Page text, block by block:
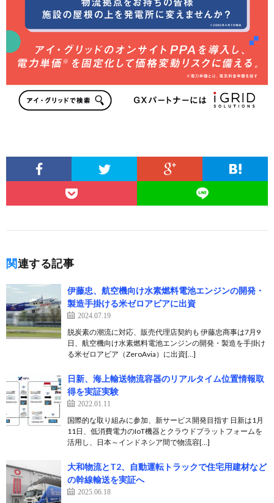
関連する記事
伊藤忠、航空機向け水素燃料電池エンジンの開発・
製造手掛ける米ゼロアビアに出資
2024.07.19
脱炭素の潮流に対応、販売代理店契約も 伊藤忠商事は7月9
日、航空機向け水素燃料電池エンジンの開発・製造を手掛け
る米ゼロアビア（ZeroAvia）に出資[…]
日新、海上輸送物流容器のリアルタイム位置情報取
得を実証実験
2022.01.11
国際的な取り組みに参加、新サービス開発目指す 日新は1月
11日、低消費電力のIoT機器とクラウドプラットフォームを
活用し、日本～インドネシア間で物流容[…]
大和物流とT2、自動運転トラックで住宅用建材など
の幹線輸送を実証へ
2025.06.18